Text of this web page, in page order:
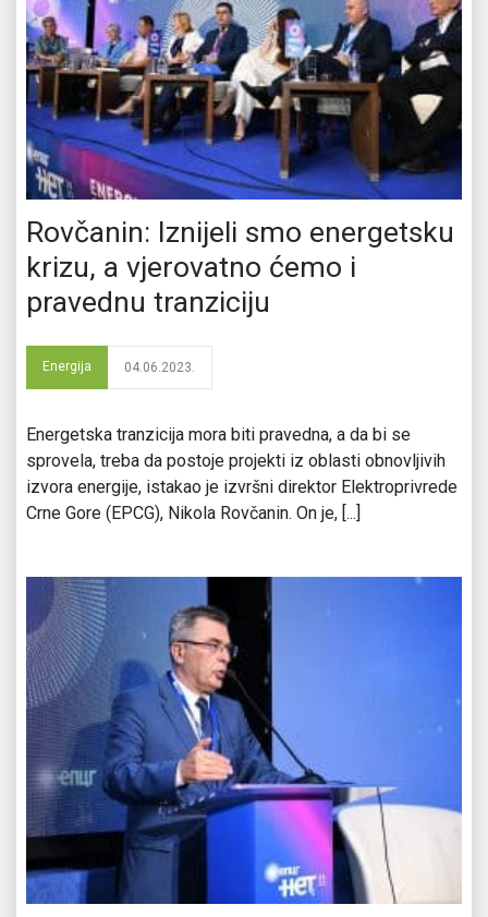
Rovčanin: Iznijeli smo energetsku
krizu, a vjerovatno ćemo i
pravednu tranziciju
Energija 04.06.2023.
Energetska tranzicija mora biti pravedna, a da bi se
sprovela, treba da postoje projekti iz oblasti obnovljivih
izvora energije, istakao je izvršni direktor Elektroprivrede
Crne Gore (EPCG), Nikola Rovčanin. On je, [...]